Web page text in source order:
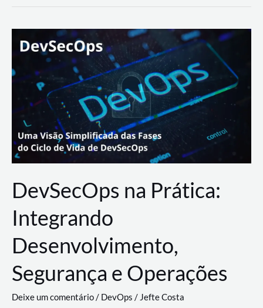
palyer
Lance
Rural
DevSecOps na Prática:
Integrando
Desenvolvimento,
Segurança e Operações
Deixe um comentário/ DevOps /Jefte Costa